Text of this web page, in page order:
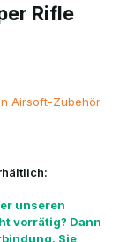
Rifle
Airsoft-Zubehör
unseren
vorrätig? Dann
Sie